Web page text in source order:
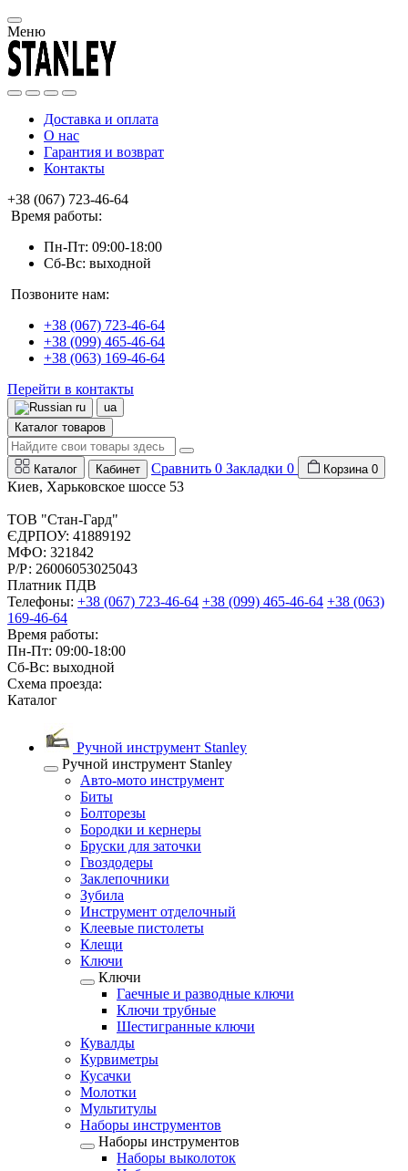
Меню
Доставка и оплата
О нас
Гарантия и возврат
Контакты
+38 (067) 723-46-64
Время работы:
Пн-Пт: 09:00-18:00
Сб-Вс: выходной
Позвоните нам:
+38 (067) 723-46-64
+38 (099) 465-46-64
+38 (063) 169-46-64
Перейти в контакты
ru
ua
Каталог товаров
Каталог Кабинет Сравнить 0 Закладки 0 Корзина 0
Киев, Харьковское шоссе 53
ТОВ "Стан-Гард"
ЄДРПОУ: 41889192
МФО: 321842
Р/Р: 26006053025043
Платник ПДВ
Телефоны: +38 (067) 723-46-64 +38 (099) 465-46-64 +38 (063)
169-46-64
Время работы:
Пн-Пт: 09:00-18:00
Сб-Вс: выходной
Схема проезда:
Каталог
Ручной инструмент Stanley
Ручной инструмент Stanley
Авто-мото инструмент
Биты
Болторезы
Бородки и кернеры
Бруски для заточки
Гвоздодеры
Заклепочники
Зубила
Инструмент отделочный
Клеевые пистолеты
Клещи
Ключи
Ключи
Гаечные и разводные ключи
Ключи трубные
Шестигранные ключи
Кувалды
Курвиметры
Кусачки
Молотки
Мультитулы
Наборы инструментов
Наборы инструментов
Наборы выколоток